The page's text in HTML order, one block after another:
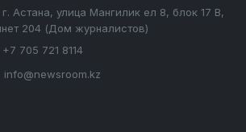
г. Астана, улица Мангилик ел 8, блок 17 В,
204 (Дом журналистов)
+7 705 721 8114
info@newsroom.kz